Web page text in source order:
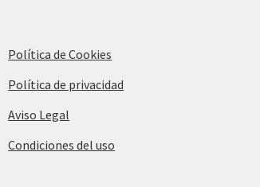
Política de Cookies
Política de privacidad
Aviso Legal
Condiciones del uso